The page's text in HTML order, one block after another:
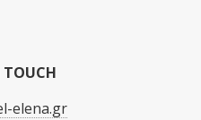
TOUCH
elena.gr